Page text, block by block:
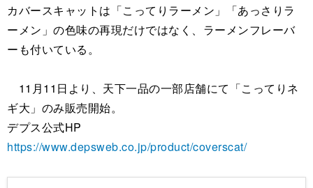
カバースキャットは「こってりラーメン」「あっさりラ
ーメン」の色味の再現だけではなく、ラーメンフレーバ
ーも付いている。
11月11日より、天下一品の一部店舗にて「こってりネ
ギ大」のみ販売開始。
デプス公式HP
https://www.depsweb.co.jp/product/coverscat/